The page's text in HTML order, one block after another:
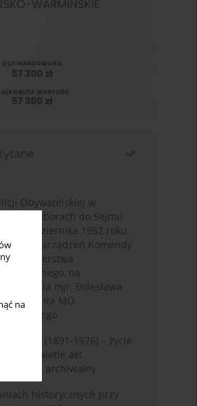
na
Obywatelskiej w
i wyborach do Sejmu
26 października 1952 roku,
i zarządzeń Komendy
Ministerstwa
Publicznego, na
mjr. Bolesława
MO
Robel (1891-1976) – życie
w świetle akt
archiwalny
historycznych przy